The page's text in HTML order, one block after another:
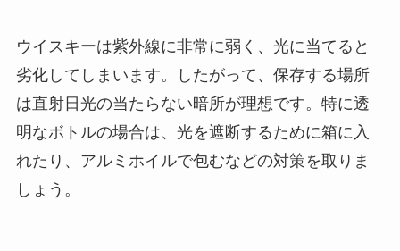
ウイスキーは紫外線に非常に弱く、光に当てると
劣化してしまいます。したがって、保存する場所
は直射日光の当たらない暗所が理想です。特に透
明なボトルの場合は、光を遮断するために箱に入
れたり、アルミホイルで包むなどの対策を取りま
しょう。